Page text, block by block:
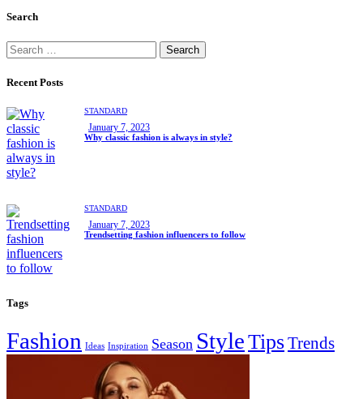
Search
Recent Posts
STANDARD
January 7, 2023
Why classic fashion is always in style?
STANDARD
January 7, 2023
Trendsetting fashion influencers to follow
Tags
Fashion Ideas Inspiration Season StyleTipsTrends